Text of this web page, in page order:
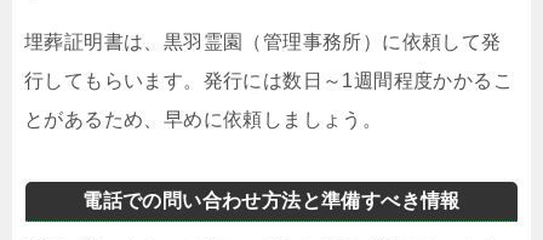
埋葬証明書は、黒羽霊園（管理事務所）に依頼して発
行してもらいます。発行には数日～1週間程度かかるこ
とがあるため、早めに依頼しましょう。
電話での問い合わせ方法と準備すべき情報